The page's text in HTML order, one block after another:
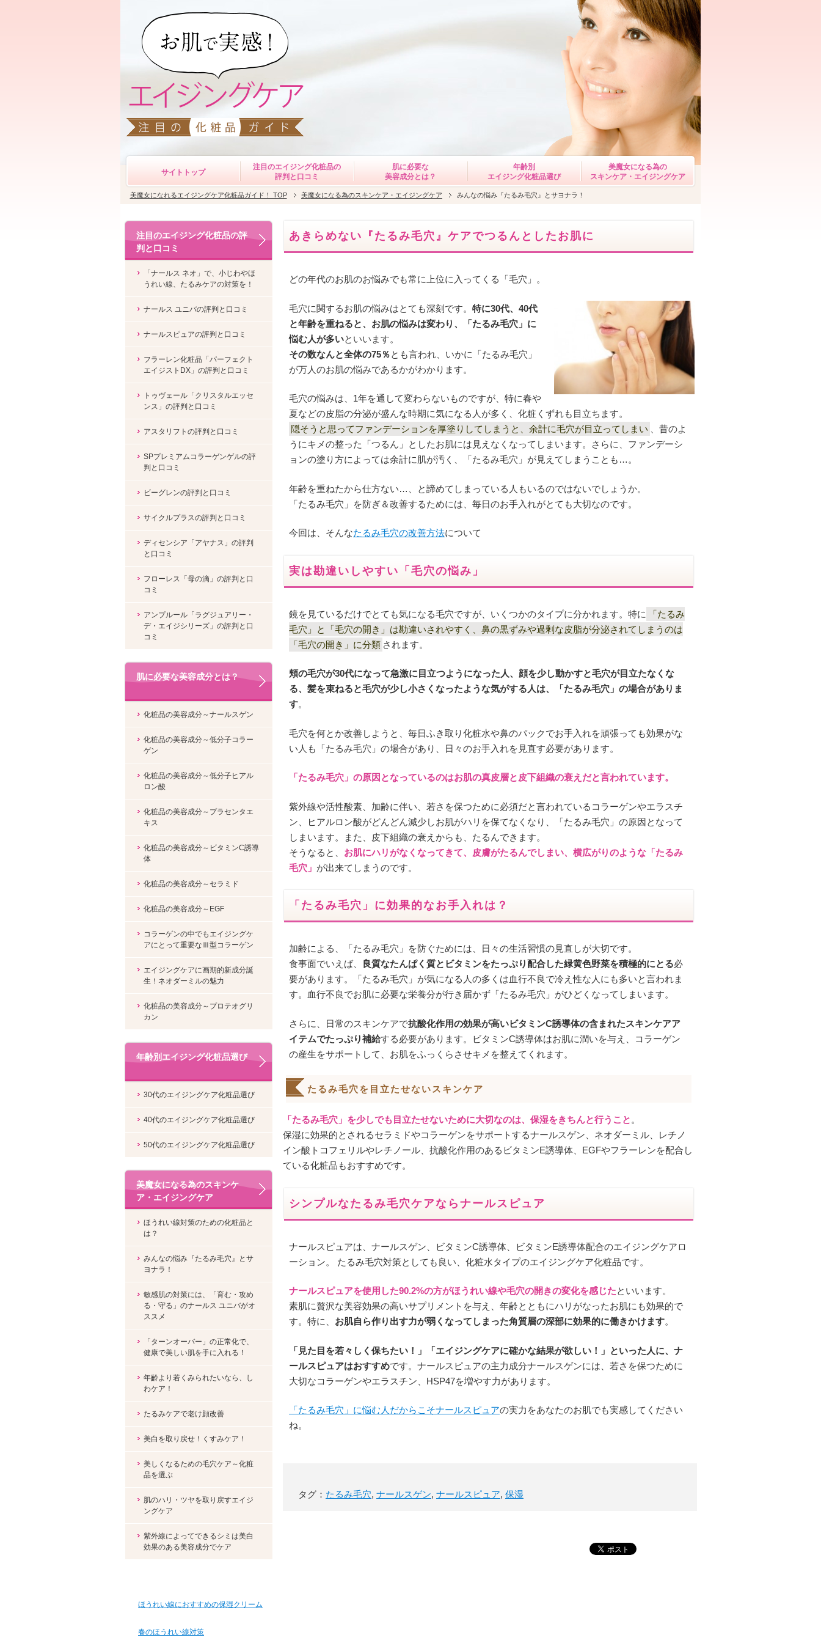
サイトトップ
注目のエイジング化粧品の
評判と口コミ
肌に必要な
美容成分とは？
年齢別
エイジング化粧品選び
美魔女になる為の
スキンケア・エイジングケア
美魔女になれるエイジングケア化粧品ガイド！ TOP 美魔女になる為のスキンケア・エイジングケア みんなの悩み『たるみ毛穴』とサヨナラ！
あきらめない『たるみ毛穴』ケアでつるんとしたお肌に
どの年代のお肌のお悩みでも常に上位に入ってくる「毛穴」。
毛穴に関するお肌の悩みはとても深刻です。 特に30代、40代
と年齢を重ねると、お肌の悩みは変わり、「たるみ毛穴」に
悩む人が多いといいます。
その数なんと全体の75％とも言われ、いかに「たるみ毛穴」
が万人のお肌の悩みであるかがわかります。
毛穴の悩みは、1年を通して変わらないものですが、特に春や
夏などの皮脂の分泌が盛んな時期に気になる人が多く、化粧くずれも目立ちます。
隠そうと思ってファンデーションを厚塗りしてしまうと、余計に毛穴が目立ってしまい
、昔のよ
うにキメの整った「つるん」としたお肌には見えなくなってしまいます。さらに、ファンデーシ
ョンの塗り方によっては余計に肌が汚く、「たるみ毛穴」が見えてしまうことも…。
年齢を重ねたから仕方ない…、と諦めてしまっている人もいるのではないでしょうか。
「たるみ毛穴」を防ぎ＆改善するためには、毎日のお手入れがとても大切なのです。
今回は、そんなたるみ毛穴の改善方法について
実は勘違いしやすい「毛穴の悩み」
鏡を見ているだけでとても気になる毛穴ですが、いくつかのタイプに分かれます。特に
「たるみ
毛穴」と「毛穴の開き」は勘違いされやすく、鼻の黒ずみや過剰な皮脂が分泌されてしまうのは
「毛穴の開き」に分類 されます。
頬の毛穴が30代になって急激に目立つようになった人、顔を少し動かすと毛穴が目立たなくな
る、髪を束ねると毛穴が少し小さくなったような気がする人は、「たるみ毛穴」の場合がありま
す。
毛穴を何とか改善しようと、毎日ふき取り化粧水や鼻のパックでお手入れを頑張っても効果がな
い人も「たるみ毛穴」の場合があり、日々のお手入れを見直す必要があります。
「たるみ毛穴」の原因となっているのはお肌の真皮層と皮下組織の衰えだと言われています。
紫外線や活性酸素、加齢に伴い、若さを保つために必須だと言われているコラーゲンやエラスチ
ン、ヒアルロン酸がどんどん減少しお肌がハリを保てなくなり、「たるみ毛穴」の原因となって
しまいます。また、皮下組織の衰えからも、たるんできます。
そうなると、 お肌にハリがなくなってきて、皮膚がたるんでしまい、横広がりのような「たるみ
毛穴」 が出来てしまうのです。
「たるみ毛穴」に効果的なお手入れは？
加齢による、「たるみ毛穴」を防ぐためには、日々の生活習慣の見直しが大切です。
食事面でいえば、
良質なたんぱく質とビタミンをたっぷり配合した緑黄色野菜を積極的にとる必
要があります。「たるみ毛穴」が気になる人の多くは血行不良で冷え性な人にも多いと言われま
す。血行不良でお肌に必要な栄養分が行き届かず「たるみ毛穴」がひどくなってしまいます。
さらに、日常のスキンケアで抗酸化作用の効果が高いビタミンC誘導体の含まれたスキンケアア
イテムでたっぷり補給する必要があります。ビタミンC誘導体はお肌に潤いを与え、コラーゲン
の産生をサポートして、お肌をふっくらさせキメを整えてくれます。
たるみ毛穴を目立たせないスキンケア
「たるみ毛穴」を少しでも目立たせないために大切なのは、保湿をきちんと行うこと 。
保湿に効果的とされるセラミドやコラーゲンをサポートするナールスゲン、ネオダーミル、レチノ
イン酸トコフェリルやレチノール、抗酸化作用のあるビタミンE誘導体、EGFやフラーレンを配合し
ている化粧品もおすすめです。
シンプルなたるみ毛穴ケアならナールスピュア
ナールスピュアは、ナールスゲン、ビタミンC誘導体、ビタミンE誘導体配合のエイジングケアロ
ーション。 たるみ毛穴対策としても良い、化粧水タイプのエイジングケア化粧品です。
ナールスピュアを使用した90.2%の方がほうれい線や毛穴の開きの変化を感じたといいます。
素肌に贅沢な美容効果の高いサプリメントを与え、年齢とともにハリがなったお肌にも効果的で
す。特に、 お肌自ら作り出す力が弱くなってしまった角質層の深部に効果的に働きかけます。
「見た目を若々しく保ちたい！」「エイジングケアに確かな結果が欲しい！」といった人に、ナ
ールスピュアはおすすめです。ナールスピュアの主力成分ナールスゲンには、若さを保つために
大切なコラーゲンやエラスチン、HSP47を増やす力があります。
「たるみ毛穴」に悩む人だからこそナールスピュアの実力をあなたのお肌でも実感してください
ね。
タグ： たるみ毛穴, ナールスゲン, ナールスピュア, 保湿
注目のエイジング化粧品の評
判と口コミ
「ナールス ネオ」で、小じわやほ
うれい線、たるみケアの対策を！
ナールス ユニバの評判と口コミ
ナールスピュアの評判と口コミ
フラーレン化粧品「パーフェクト
エイジストDX」の評判と口コミ
トゥヴェール「クリスタルエッセ
ンス」の評判と口コミ
アスタリフトの評判と口コミ
SPプレミアムコラーゲンゲルの評
判と口コミ
ビーグレンの評判と口コミ
サイクルプラスの評判と口コミ
ディセンシア「アヤナス」の評判
と口コミ
フローレス「母の滴」の評判と口
コミ
アンプルール「ラグジュアリー・
デ・エイジシリーズ」の評判と口
コミ
肌に必要な美容成分とは？
化粧品の美容成分～ナールスゲン
化粧品の美容成分～低分子コラー
ゲン
化粧品の美容成分～低分子ヒアル
ロン酸
化粧品の美容成分～プラセンタエ
キス
化粧品の美容成分～ビタミンC誘導
体
化粧品の美容成分～セラミド
化粧品の美容成分～EGF
コラーゲンの中でもエイジングケ
アにとって重要なⅢ型コラーゲン
エイジングケアに画期的新成分誕
生！ネオダーミルの魅力
化粧品の美容成分～プロテオグリ
カン
年齢別エイジング化粧品選び
30代のエイジングケア化粧品選び
40代のエイジングケア化粧品選び
50代のエイジングケア化粧品選び
美魔女になる為のスキンケ
ア・エイジングケア
ほうれい線対策のための化粧品と
は？
みんなの悩み『たるみ毛穴』とサ
ヨナラ！
敏感肌の対策には、「育む・攻め
る・守る」のナールス ユニバがオ
ススメ
「ターンオーバー」の正常化で、
健康で美しい肌を手に入れる！
年齡より若くみられたいなら、し
わケア！
たるみケアで老け顔改善
美白を取り戻せ！くすみケア！
美しくなるための毛穴ケア～化粧
品を選ぶ
肌のハリ・ツヤを取り戻すエイジ
ングケア
紫外線によってできるシミは美白
効果のある美容成分でケア
ほうれい線におすすめの保湿クリーム
春のほうれい線対策